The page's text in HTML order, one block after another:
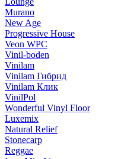
Murano
New Age
Progressive House
Veon WPC
Vinil-boden
Vinilam
Vinilam Гибрид
Vinilam Клик
VinilPol
Wonderful Vinyl Floor
Luxemix
Natural Relief
Stonecarp
Reggae